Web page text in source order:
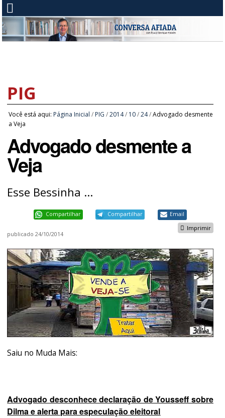
PIG
Você está aqui: Página Inicial / PIG /2014/ 10 /24/Advogado desmente
a Veja
Advogado desmente a
Veja
Esse Bessinha ...
Compartilhar Compartilhar Email
Imprimir
publicado 24/10/2014
Saiu no Muda Mais:
Advogado desconhece declaração de Yousseff sobre
Dilma e alerta para especulação eleitoral